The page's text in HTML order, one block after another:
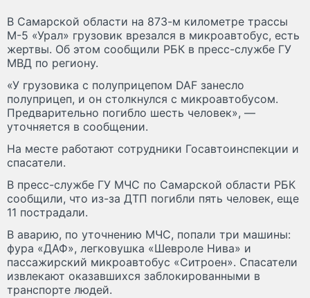
В Самарской области на 873-м километре трассы
М-5 «Урал» грузовик врезался в микроавтобус, есть
жертвы. Об этом сообщили РБК в пресс-службе ГУ
МВД по региону.
«У грузовика с полуприцепом DAF занесло
полуприцеп, и он столкнулся с микроавтобусом.
Предварительно погибло шесть человек», —
уточняется в сообщении.
На месте работают сотрудники Госавтоинспекции и
спасатели.
В пресс-службе ГУ МЧС по Самарской области РБК
сообщили, что из-за ДТП погибли пять человек, еще
11 пострадали.
В аварию, по уточнению МЧС, попали три машины:
фура «ДАФ», легковушка «Шевроле Нива» и
пассажирский микроавтобус «Ситроен». Спасатели
извлекают оказавшихся заблокированными в
транспорте людей.